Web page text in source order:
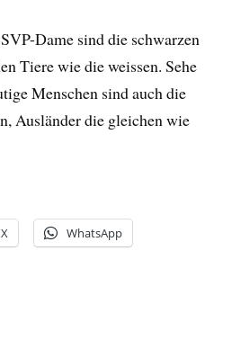
Dame sind die schwarzen
Tiere wie die weissen. Sehe
Menschen sind auch die
Ausländer die gleichen wie
X WhatsApp